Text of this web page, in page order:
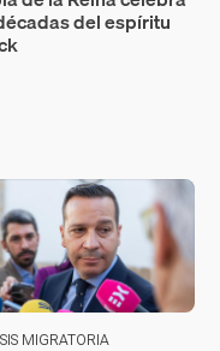
del espíritu
MIGRATORIA